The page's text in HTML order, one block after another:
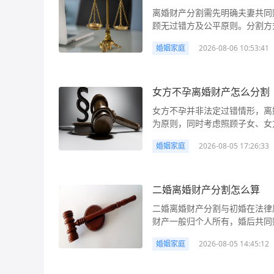
日起3年内）向法院提起诉讼，
方通过平等沟通达成一致，签
体信息（如房产地址、车辆型
一方XX元；存款各分50%等）
产证明、银行流水、对方隐藏
后，会根据财产性质、双方贡
可判决其少分或不分该部分财
后，向法院起诉。法院经审理
院根据财产的具体情况，按照
造夫妻共同债务企图侵占另一
分。离婚后，另一方发现有上
产。” 《最高人民法院关于适
条：“离婚后，一方以尚有夫
有限责任公司股权的，需考虑
同债务（如为家庭日常生活需
包括房产、车辆、存款、股票
个人财产，收集婚前财产公证
行为，保留家暴证据、出轨聊
分割达成书面协议，明确财产
办理离婚登记时提交婚姻登记
权、虚拟财产）或协商存在争
明确共同财产的分割方式（如
效后双方需按约定履行。 2. 调
员会申请调解，由第三方介入
被告在徐州居住满一年，可向
合同中确定只归一方的财产；
次，财产分割的基本原则。法
如有未成年子女，需考虑子女
人利益原则：如涉及第三人财
产婚后增值部分是否属于共同
情上涨）属于个人财产，但若
为共同财产。 行动建议： 1. 全面收集财产证据：开庭前需整理所有夫妻共同财产和个人财产的
产取得时间、资金来源，证明
（如婚前存款）可直接确认归
重点准备证据，证明资金来源
即使进入诉讼程序，也可在开
一方希望获得房产，可对另一
值。 4. 警惕隐匿、转移财产行
金手镯，在离婚时的处理结果
律解析： 根据我国《民法典》
个人财产。金首饰的性质认定
婚后共同财产购买的金首饰：
的金首饰，无论登记在谁名下
“实物分割”或“折价补偿”方式
《民法典婚姻家庭编解释（一
的可能视为对夫妻双方的赠与
定，“一方专用的生活用品”为
断。若金首饰价值较低（如日
过高（如价值数十万元的金摆件）或
母明确赠与的书面说明）、彩
离婚财产分割需先明确夫妻共
顾无过错方及公平原则。分割
割几份 离婚财产分割是离婚纠纷中核心问题之一，直接关系到双方离婚后的经济权益。我们所
朋友会遇到类似疑问：“结婚后
共同财产与个人财产的界限。
报酬，生产、经营、投资的收
等，属于夫妻共同财产，离婚
分，因一方过错（如重婚、家
照顾；三是公平原则，需考虑
顾子女），离婚时可要求对方给
能会考虑出资比例、还贷贡献等，并非绝对平均。 行动建议
婚姻家庭 2026-08-06 10:53:41
女方不孕离婚财产怎么分割
女方不孕并非法定过错情形，
为原则，同时考虑照顾子女、
讼解决，需注意收集财产证据及对方
量因素，离婚财产分割的核心
检查发现妻子不孕，小王以此
而支持小王的请求，财产分割仍需以
不孕不构成财产分割的“过错”
婚姻家庭 2026-08-05 17:26:33
二婚离婚财产分割怎么算
二婚离婚财产分割与初婚在法
财产一般归个人所有，婚后共
调解或诉讼解决，必要时需结合
婚姻家庭 2026-08-05 14:45:12